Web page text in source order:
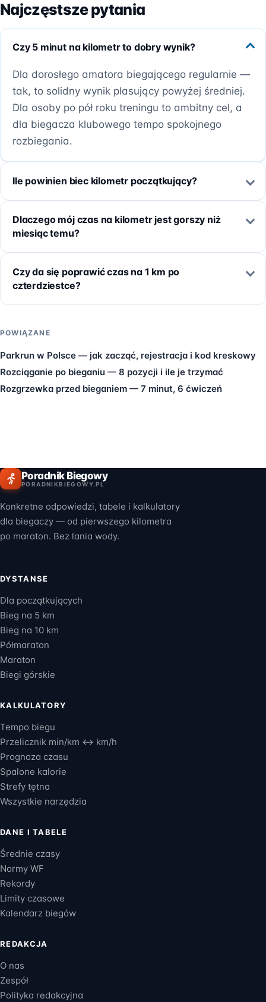
Najczęstsze pytania
Czy 5 minut na kilometr to dobry wynik?
Dla dorosłego amatora biegającego regularnie —
tak, to solidny wynik plasujący powyżej średniej.
Dla osoby po pół roku treningu to ambitny cel, a
dla biegacza klubowego tempo spokojnego
rozbiegania.
Ile powinien biec kilometr początkujący?
Dlaczego mój czas na kilometr jest gorszy niż
miesiąc temu?
Czy da się poprawić czas na 1 km po
czterdziestce?
POWIĄZANE
Parkrun w Polsce — jak zacząć, rejestracja i kod kreskowy
Rozciąganie po bieganiu — 8 pozycji i ile je trzymać
Rozgrzewka przed bieganiem — 7 minut, 6 ćwiczeń
Poradnik Biegowy
PORADNIKBIEGOWY.PL
Konkretne odpowiedzi, tabele i kalkulatory
dla biegaczy — od pierwszego kilometra
po maraton. Bez lania wody.
DYSTANSE
Dla początkujących
Bieg na 5 km
Bieg na 10 km
Półmaraton
Maraton
Biegi górskie
KALKULATORY
Tempo biegu
Przelicznik min/km ↔ km/h
Prognoza czasu
Spalone kalorie
Strefy tętna
Wszystkie narzędzia
DANE I TABELE
Średnie czasy
Normy WF
Rekordy
Limity czasowe
Kalendarz biegów
REDAKCJA
O nas
Zespół
Polityka redakcyjna